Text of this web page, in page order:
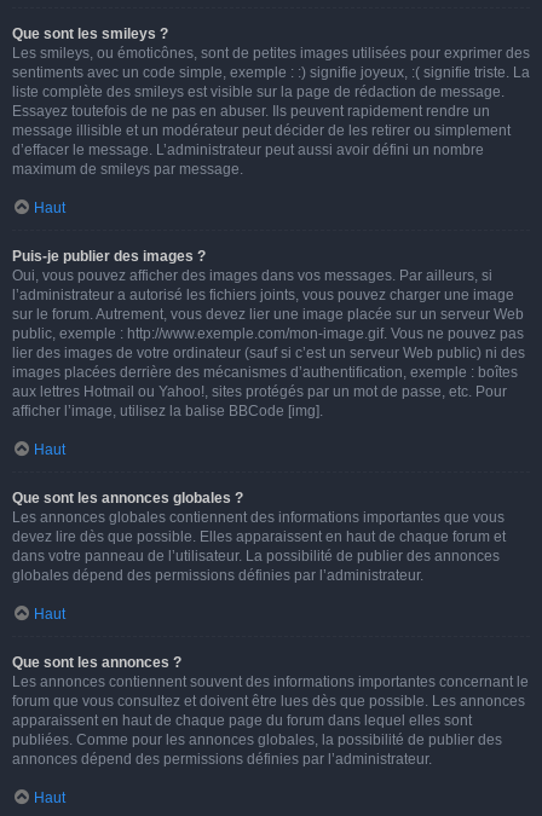
Que sont les smileys ?
Les smileys, ou émoticônes, sont de petites images utilisées pour exprimer des
sentiments avec un code simple, exemple : :) signifie joyeux, :( signifie triste. La
liste complète des smileys est visible sur la page de rédaction de message.
Essayez toutefois de ne pas en abuser. Ils peuvent rapidement rendre un
message illisible et un modérateur peut décider de les retirer ou simplement
d’effacer le message. L’administrateur peut aussi avoir défini un nombre
maximum de smileys par message.
Haut
Puis-je publier des images ?
Oui, vous pouvez afficher des images dans vos messages. Par ailleurs, si
l’administrateur a autorisé les fichiers joints, vous pouvez charger une image
sur le forum. Autrement, vous devez lier une image placée sur un serveur Web
public, exemple : http://www.exemple.com/mon-image.gif. Vous ne pouvez pas
lier des images de votre ordinateur (sauf si c’est un serveur Web public) ni des
images placées derrière des mécanismes d’authentification, exemple : boîtes
aux lettres Hotmail ou Yahoo!, sites protégés par un mot de passe, etc. Pour
afficher l’image, utilisez la balise BBCode [img].
Haut
Que sont les annonces globales ?
Les annonces globales contiennent des informations importantes que vous
devez lire dès que possible. Elles apparaissent en haut de chaque forum et
dans votre panneau de l’utilisateur. La possibilité de publier des annonces
globales dépend des permissions définies par l’administrateur.
Haut
Que sont les annonces ?
Les annonces contiennent souvent des informations importantes concernant le
forum que vous consultez et doivent être lues dès que possible. Les annonces
apparaissent en haut de chaque page du forum dans lequel elles sont
publiées. Comme pour les annonces globales, la possibilité de publier des
annonces dépend des permissions définies par l’administrateur.
Haut